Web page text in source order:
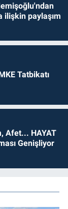
ilişkin paylaşım
Tatbikatı
Afet... HAYAT
Genişliyor